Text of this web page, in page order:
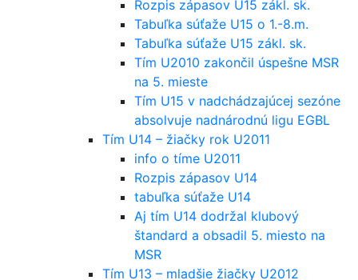
Rozpis zápasov U15 zákl. sk.
Tabuľka súťaže U15 o 1.-8.m.
Tabuľka súťaže U15 zákl. sk.
Tím U2010 zakončil úspešne MSR
na 5. mieste
Tím U15 v nadchádzajúcej sezóne
absolvuje nadnárodnú ligu EGBL
Tím U14 – žiačky rok U2011
info o tíme U2011
Rozpis zápasov U14
tabuľka súťaže U14
Aj tím U14 dodržal klubový
štandard a obsadil 5. miesto na
MSR
Tím U13 – mladšie žiačky U2012